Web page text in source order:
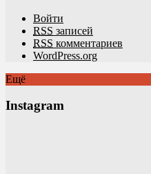
Войти
RSS записей
RSS комментариев
WordPress.org
Ещё
Instagram